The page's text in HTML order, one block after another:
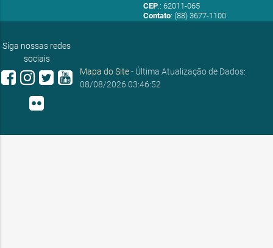
CEP.: 62011-065
Contato: (88) 3677-1100
Siga nossas redes
sociais
Mapa do Site- Última Atualização de Dados:
08/08/2026 03:46:52